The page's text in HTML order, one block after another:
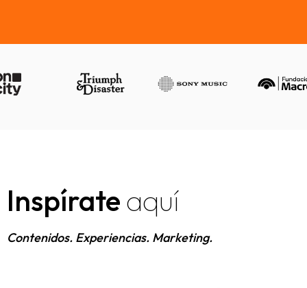
Inspírateaquí
Contenidos. Experiencias. Marketing.